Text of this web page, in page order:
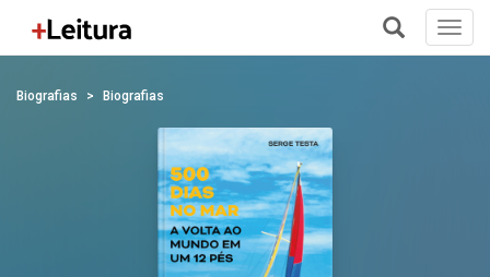
Biografias Biografias